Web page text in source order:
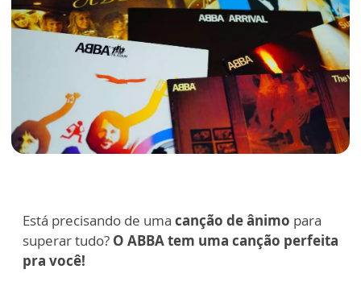
Está precisando de uma canção de ânimo para
superar tudo? O ABBA tem uma canção perfeita
pra você!